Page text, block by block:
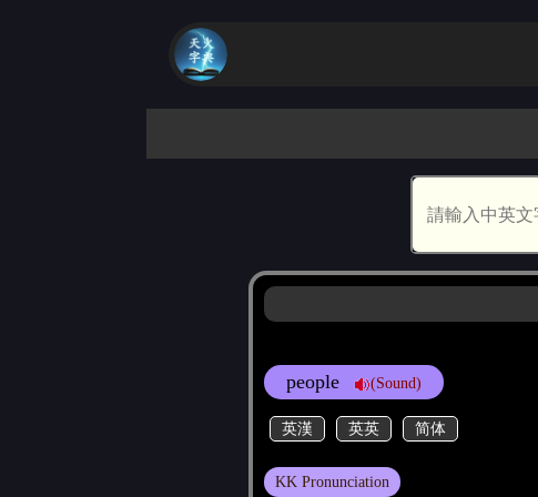
people (Sound)
英漢 英英 简体
KK Pronunciation